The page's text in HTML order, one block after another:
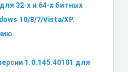
32-х и 64-х битных
10/8/7/Vista/XP.
1.0.145.40101 для